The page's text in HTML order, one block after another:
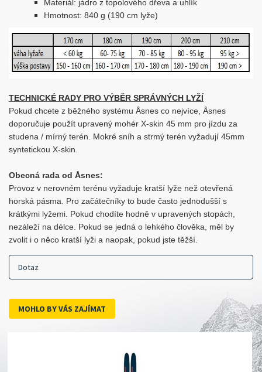
Materiál: jádro z topolového dřeva a uhlík
Hmotnost: 840 g (190 cm lyže)
TECHNICKÉ RADY PRO VÝBĚR SPRÁVNÝCH LYŽÍ
Pokud chcete z běžného systému Åsnes co nejvíce, Åsnes
doporučuje použít upravený mohér X-skin 45 mm pro jízdu za
studena / mírný terén. Mokré sníh a strmý terén vyžadují 45mm
syntetickou X-skin.
Obecná rada od Åsnes:
Provoz v nerovném terénu vyžaduje kratší lyže než otevřená
horská pásma. Pro začátečníky to bude často jednodušší s
krátkými lyžemi. Pokud chodíte hodně v upravených stopách,
nezáleží na délce. Pokud se jedná o lehkého člověka, měl by
zvolit i o něco kratší lyži a naopak, pokud jste těžší.
Dotaz
MOHLO BY VÁS ZAJÍMAT